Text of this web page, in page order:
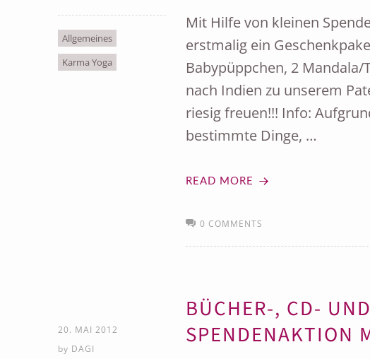
Allgemeines
Karma Yoga
Mit Hilfe von kleinen
erstmalig ein
Babypüppchen, 2
nach Indien zu unserem
riesig freuen!!! Info:
bestimmte Dinge, …
READ MORE
0 COMMENTS
20. MAI 2012
by DAGI
BÜCHER-, CD-
SPENDENAKTION